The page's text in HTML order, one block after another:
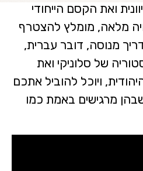
ואת הקסם הייחודי
מלאה, מומלץ להצטרף
מנוסה, דובר עברית,
של סלוניקי ואת
ויוכל להוביל אתכם
מרגישים באמת כמו